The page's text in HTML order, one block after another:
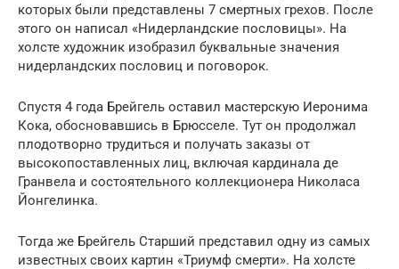
которых были представлены 7 смертных грехов. После
этого он написал «Нидерландские пословицы». На
холсте художник изобразил буквальные значения
нидерландских пословиц и поговорок.
Спустя 4 года Брейгель оставил мастерскую Иеронима
Кока, обосновавшись в Брюсселе. Тут он продолжал
плодотворно трудиться и получать заказы от
высокопоставленных лиц, включая кардинала де
Гранвела и состоятельного коллекционера Николаса
Йонгелинка.
Тогда же Брейгель Старший представил одну из самых
известных своих картин «Триумф смерти». На холсте